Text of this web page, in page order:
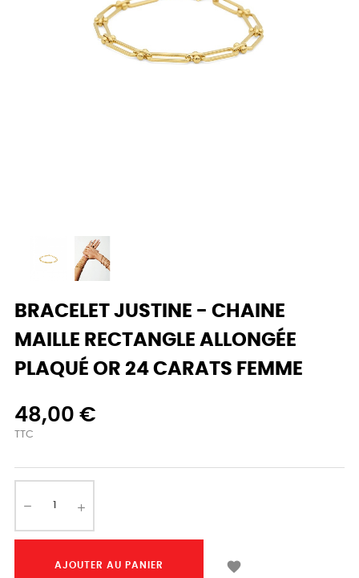
BRACELET JUSTINE - CHAINE
MAILLE RECTANGLE ALLONGÉE
PLAQUÉ OR 24 CARATS FEMME
48,00 €
TTC
AJOUTER AU PANIER 